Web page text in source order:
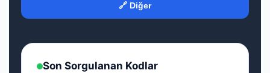
🔗 Diğer
Son Sorgulanan Kodlar